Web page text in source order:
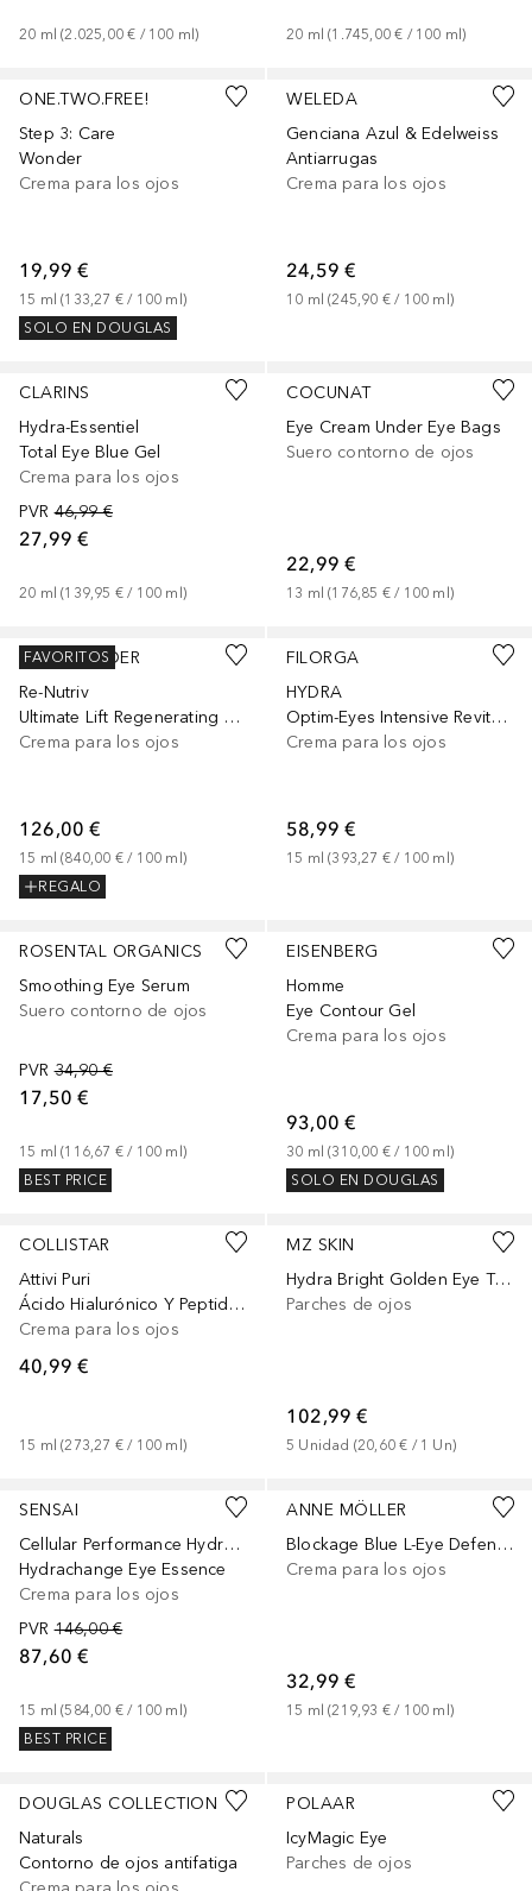
20 ml (2.025,00 € / 100 ml) 20 ml (1.745,00 € / 100 ml)
ONE.TWO.FREE!
Step 3: Care
Wonder
Crema para los ojos
19,99 €
15 ml (133,27 € / 100 ml )
SOLO EN DOUGLAS
WELEDA
Genciana Azul & Edelweiss
Antiarrugas
Crema para los ojos
24,59 €
10 ml (245,90 € / 100 ml )
CLARINS
Hydra-Essentiel
Total Eye Blue Gel
Crema para los ojos
PVR 46,99 €
27,99 €
20 ml (139,95 € / 100 ml )
COCUNAT
Eye Cream Under Eye Bags
Suero contorno de ojos
22,99 €
13 ml (176,85 € / 100 ml )
ESTÉE LAUDER
Re-Nutriv
Ultimate Lift Regenerating Youth
Crema para los ojos
126,00 €
15 ml (840,00 € / 100 ml )
REGALO
FAVORITOS
FILORGA
HYDRA
Optim-Eyes Intensive Revitalizing 3-in-1
Crema para los ojos
58,99 €
15 ml (393,27 € / 100 ml )
ROSENTAL ORGANICS
Smoothing Eye Serum
Suero contorno de ojos
PVR 34,90 €
17,50 €
15 ml (116,67 € / 100 ml )
BEST PRICE
EISENBERG
Homme
Eye Contour Gel
Crema para los ojos
93,00 €
30 ml (310,00 € / 100 ml )
SOLO EN DOUGLAS
COLLISTAR
Attivi Puri
Ácido Hialurónico Y Peptidos
Crema para los ojos
40,99 €
15 ml (273,27 € / 100 ml )
MZ SKIN
Hydra Bright Golden Eye Treatment Masks
Parches de ojos
102,99 €
5 Unidad (20,60 € / 1 Un)
SENSAI
Cellular Performance Hydrating
Hydrachange Eye Essence
Crema para los ojos
PVR 146,00 €
87,60 €
15 ml (584,00 € / 100 ml )
BEST PRICE
ANNE MÖLLER
Blockage Blue L-Eye Defender
Crema para los ojos
32,99 €
15 ml (219,93 € / 100 ml )
DOUGLAS COLLECTION
Naturals
Contorno de ojos antifatiga
POLAAR
IcyMagic Eye
Parches de ojos